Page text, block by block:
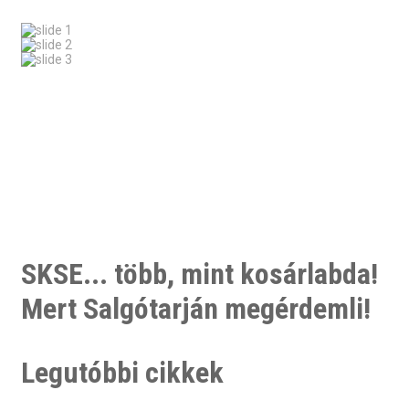
SKSE... több, mint kosárlabda!
Mert Salgótarján megérdemli!
Legutóbbi cikkek